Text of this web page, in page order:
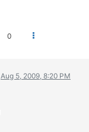
0
Aug 5, 2009, 8:20 PM